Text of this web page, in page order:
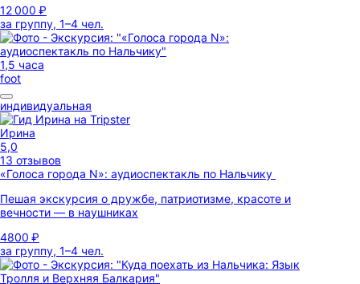
12 000 ₽
за группу, 1–4 чел.
1,5 часа
foot
индивидуальная
Ирина
5,0
13 отзывов
«Голоса города N»: аудиоспектакль по Нальчику
Пешая экскурсия о дружбе, патриотизме, красоте и
вечности — в наушниках
4800 ₽
за группу, 1–4 чел.